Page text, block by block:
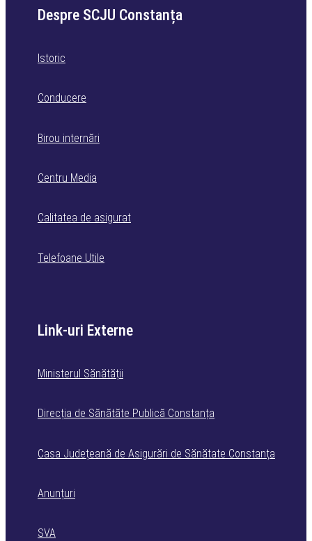
Despre SCJU Constanța
Istoric
Conducere
Birou internări
Centru Media
Calitatea de asigurat
Telefoane Utile
Link-uri Externe
Ministerul Sănătății
Direcția de Sănătăte Publică Constanța
Casa Județeană de Asigurări de Sănătate Constanța
Anunțuri
SVA